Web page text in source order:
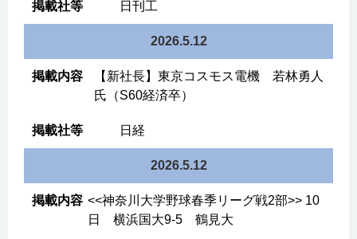
日刊工
2026.5.12
【新社長】東京コスモス電機 若林勇人
氏（S60経済卒）
日経
2026.5.12
<<神奈川大学野球春季リーグ戦2部>> 10
日 横浜国大9-5 鶴見大